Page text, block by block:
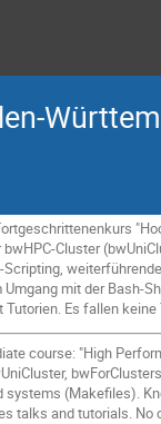
Cluster
mit der Bash-
Es fallen
course: "High
(Makefiles).
talks and tutorials. No